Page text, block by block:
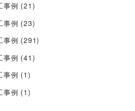
事例 (21)
事例 (23)
事例 (291)
事例 (41)
事例 (1)
事例 (1)